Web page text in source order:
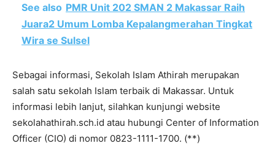
See also PMR Unit 202 SMAN 2 Makassar Raih
Juara2 Umum Lomba Kepalangmerahan Tingkat
Wira se Sulsel
Sebagai informasi, Sekolah Islam Athirah merupakan
salah satu sekolah Islam terbaik di Makassar. Untuk
informasi lebih lanjut, silahkan kunjungi website
sekolahathirah.sch.id atau hubungi Center of Information
Officer (CIO) di nomor 0823-1111-1700. (**)